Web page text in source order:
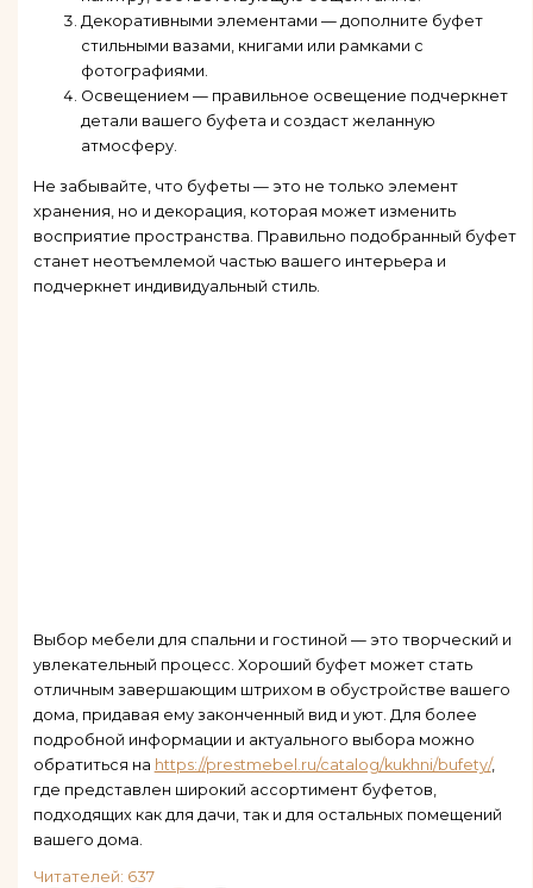
Декоративными элементами — дополните буфет
стильными вазами, книгами или рамками с
фотографиями.
Освещением — правильное освещение подчеркнет
детали вашего буфета и создаст желанную
атмосферу.
Не забывайте, что буфеты — это не только элемент
хранения, но и декорация, которая может изменить
восприятие пространства. Правильно подобранный буфет
станет неотъемлемой частью вашего интерьера и
подчеркнет индивидуальный стиль.
Выбор мебели для спальни и гостиной — это творческий и
увлекательный процесс. Хороший буфет может стать
отличным завершающим штрихом в обустройстве вашего
дома, придавая ему законченный вид и уют. Для более
подробной информации и актуального выбора можно
обратиться на https://prestmebel.ru/catalog/kukhni/bufety/,
где представлен широкий ассортимент буфетов,
подходящих как для дачи, так и для остальных помещений
вашего дома.
Читателей: 637